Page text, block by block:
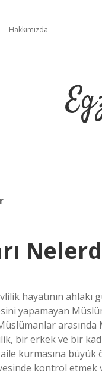
Hakkımızda
hayatının
yapamayan
arasında
bir erkek ve bir
kurmasına
kontrol etmek